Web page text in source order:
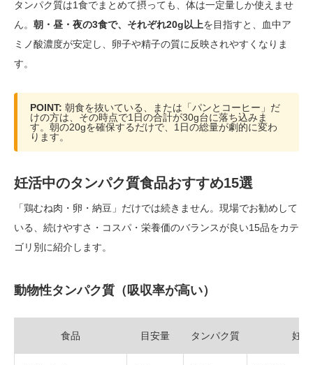
タンパク質は1食でまとめて摂っても、体は一定量しか使えませ
ん。 朝・昼・夜の3食で、それぞれ20g以上を目指すと、血中ア
ミノ酸濃度が安定し、卵子や精子の質に反映されやすくなりま
す。
POINT: 朝食を抜いている、または「パンとコーヒー」だ
けの方は、その時点で1日の合計が30g台に落ち込みま
す。朝の20gを確保するだけで、1日の総量が劇的に変わ
ります。
妊活中のタンパク質食品おすすめ15選
「鶏むね肉・卵・納豆」だけでは続きません。現場でお勧めして
いる、続けやすさ・コスパ・栄養価のバランスが良い15品をカテ
ゴリ別に紹介します。
動物性タンパク質（吸収率が高い）
食品 目安量 タンパク質 妊